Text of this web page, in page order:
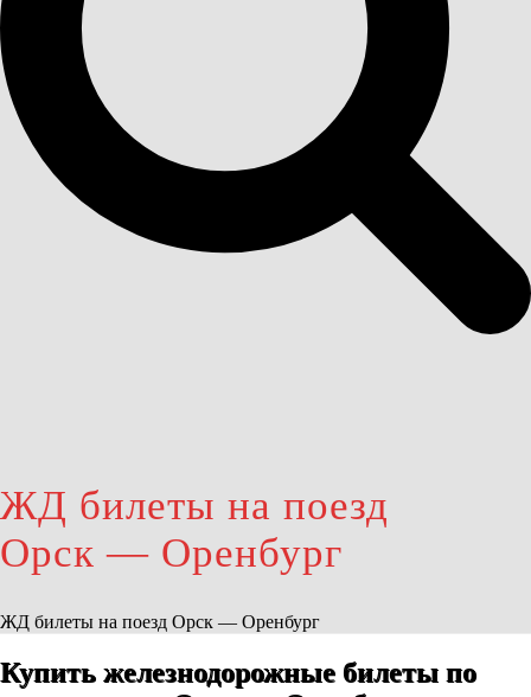
ЖД билеты на поезд
Орск — Оренбург
ЖД билеты на поезд Орск — Оренбург
Купить железнодорожные билеты по